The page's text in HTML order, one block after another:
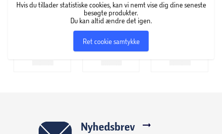
Hvis du tillader statistiske cookies, kan vi nemt vise dig dine seneste
besøgte produkter.
Du kan altid ændre det igen.
Ret cookie samtykke
Nyhedsbrev